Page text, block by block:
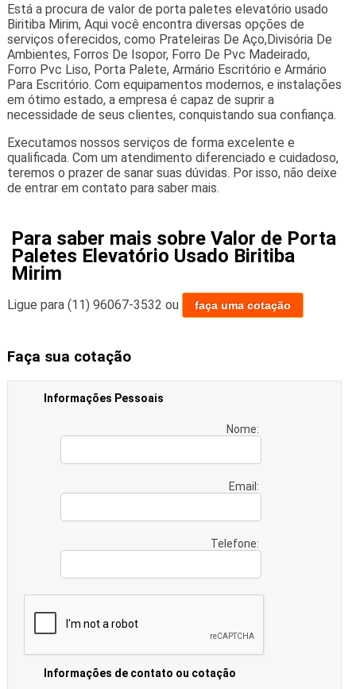
Está a procura de valor de porta paletes elevatório usado
Biritiba Mirim, Aqui você encontra diversas opções de
serviços oferecidos, como Prateleiras De Aço,Divisória De
Ambientes, Forros De Isopor, Forro De Pvc Madeirado,
Forro Pvc Liso, Porta Palete, Armário Escritório e Armário
Para Escritório. Com equipamentos modernos, e instalações
em ótimo estado, a empresa é capaz de suprir a
necessidade de seus clientes, conquistando sua confiança.
Executamos nossos serviços de forma excelente e
qualificada. Com um atendimento diferenciado e cuidadoso,
teremos o prazer de sanar suas dúvidas. Por isso, não deixe
de entrar em contato para saber mais.
Para saber mais sobre Valor de Porta
Paletes Elevatório Usado Biritiba
Mirim
Ligue para (11) 96067-3532 ou faça uma cotação
Faça sua cotação
Informações Pessoais
Nome:
Email:
Telefone:
Informações de contato ou cotação